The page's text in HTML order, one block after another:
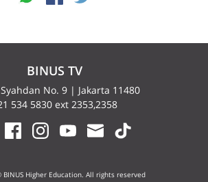
BINUS TV
Syahdan No. 9 | Jakarta 11480
534 5830 ext 2353,2358
BINUS Higher Education. All rights reserved